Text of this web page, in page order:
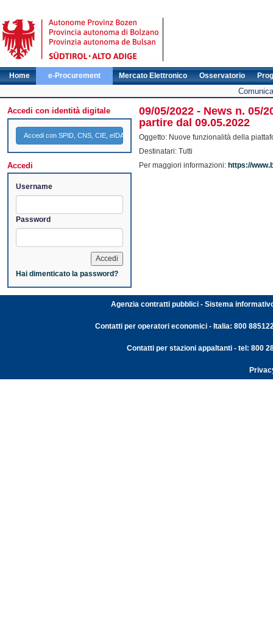
Home e-Procurement Mercato Elettronico Osservatorio
Accedi con identità digitale
Accedi con SPID, CNS, CIE, eIDAS
Accedi
Username
Password
Hai dimenticato la password?
09/05/2022 - News n. 05/
partire dal 09.05.2022
Oggetto: Nuove funzionalità della
Destinatari: Tutti
Per maggiori informazioni: https://
Agenzia contratti pubblici - Sistema
Contatti per operatori economici - Italia: 800
Contatti per stazioni appaltanti - tel: 800